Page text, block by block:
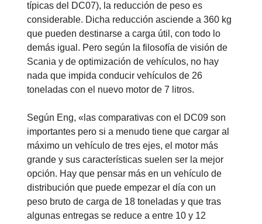
típicas del DC07), la reducción de peso es
considerable. Dicha reducción asciende a 360 kg
que pueden destinarse a carga útil, con todo lo
demás igual. Pero según la filosofía de visión de
Scania y de optimización de vehículos, no hay
nada que impida conducir vehículos de 26
toneladas con el nuevo motor de 7 litros.
Según Eng, «las comparativas con el DC09 son
importantes pero si a menudo tiene que cargar al
máximo un vehículo de tres ejes, el motor más
grande y sus características suelen ser la mejor
opción. Hay que pensar más en un vehículo de
distribución que puede empezar el día con un
peso bruto de carga de 18 toneladas y que tras
algunas entregas se reduce a entre 10 y 12